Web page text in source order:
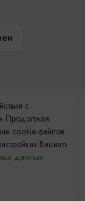
с
Продолжая
cookie-файлов.
Вашего
данных.